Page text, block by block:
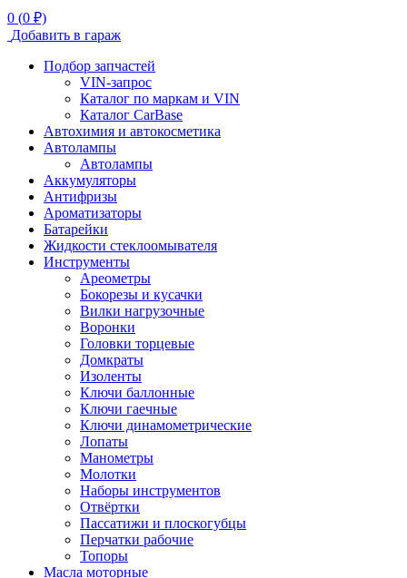
0 (0 ₽)
Добавить в гараж
Подбор запчастей
VIN-запрос
Каталог по маркам и VIN
Каталог CarBase
Автохимия и автокосметика
Автолампы
Автолампы
Аккумуляторы
Антифризы
Ароматизаторы
Батарейки
Жидкости стеклоомывателя
Инструменты
Ареометры
Бокорезы и кусачки
Вилки нагрузочные
Воронки
Головки торцевые
Домкраты
Изоленты
Ключи баллонные
Ключи гаечные
Ключи динамометрические
Лопаты
Манометры
Молотки
Наборы инструментов
Отвёртки
Пассатижи и плоскогубцы
Перчатки рабочие
Топоры
Масла моторные